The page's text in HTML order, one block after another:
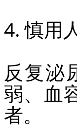
4. 慎用
反复泌
弱、血
者。